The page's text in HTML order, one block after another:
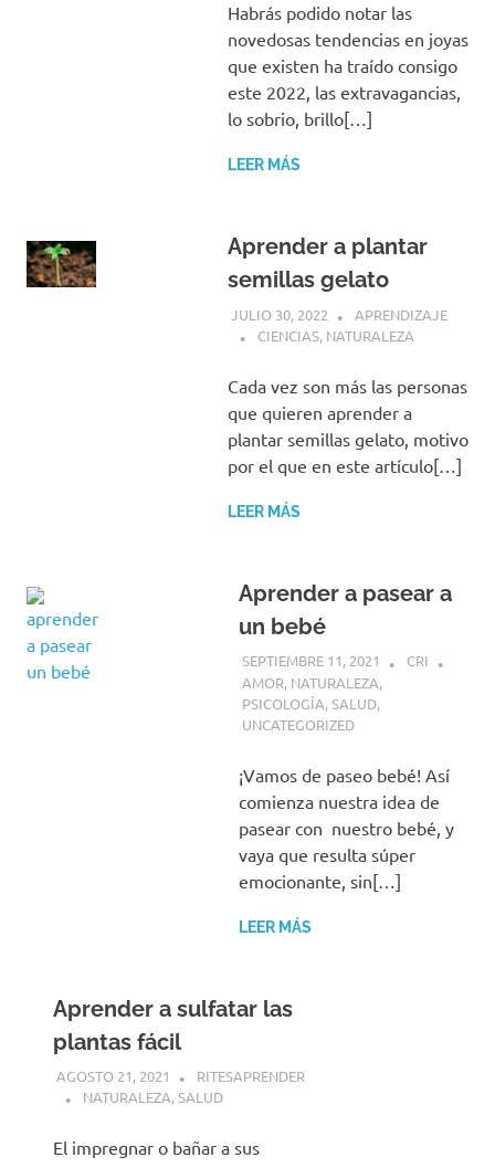
Habrás podido notar las
novedosas tendencias en joyas
que existen ha traído consigo
este 2022, las extravagancias,
lo sobrio, brillo[…]
LEER MÁS
Aprender a plantar
semillas gelato
JULIO 30, 2022
APRENDIZAJE
CIENCIAS, NATURALEZA
Cada vez son más las personas
que quieren aprender a
plantar semillas gelato, motivo
por el que en este artículo[…]
LEER MÁS
Aprender a pasear a
un bebé
SEPTIEMBRE 11, 2021
CRI
AMOR, NATURALEZA,
PSICOLOGÍA,SALUD,
UNCATEGORIZED
¡Vamos de paseo bebé! Así
comienza nuestra idea de
pasear con nuestro bebé, y
vaya que resulta súper
emocionante, sin[…]
LEER MÁS
Aprender a sulfatar las
plantas fácil
AGOSTO 21, 2021
RITESAPRENDER
NATURALEZA,SALUD
El impregnar o bañar a sus